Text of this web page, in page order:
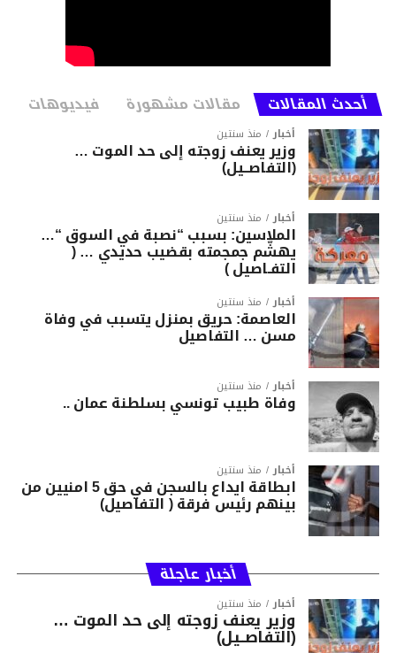
أحدث المقالات مقالات مشهورة فيديوهات
أخبار منذ سنتين
وزير يعنف زوجته إلى حد الموت …
(التفاصــيل)
أخبار منذ سنتين
الملاسين: بسبب “نصبة في السوق “…
يهشّم جمجمته بقضيب حديدي … (
التفـاصيل )
أخبار منذ سنتين
العاصمة: حريق بمنزل يتسبب في وفاة
مسن … التفاصيل
أخبار منذ سنتين
وفاة طبيب تونسي بسلطنة عمان ..
أخبار منذ سنتين
ابطاقة ايداع بالسجن في حق 5 امنيين من
بينهم رئيس فرقة ( التفاصيل)
أخبار عاجلة
أخبار منذ سنتين
وزير يعنف زوجته إلى حد الموت …
(التفاصــيل)